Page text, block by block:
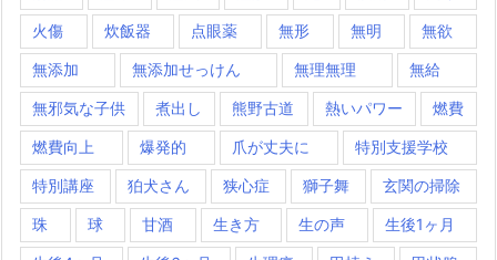
火傷 炊飯器 点眼薬 無形 無明 無欲
無添加 無添加せっけん 無理無理 無給
無邪気な子供 煮出し 熊野古道 熱いパワー 燃費
燃費向上 爆発的 爪が丈夫に 特別支援学校
特別講座 狛犬さん 狭心症 獅子舞 玄関の掃除
珠 球 甘酒 生き方 生の声 生後1ヶ月